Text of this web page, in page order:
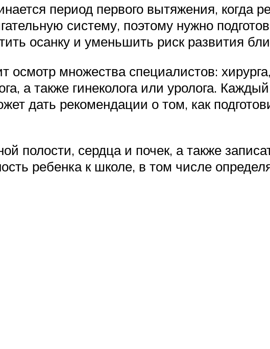
период первого вытяжения, когда
систему, поэтому нужно
осанку и уменьшить риск развития
осмотр множества специалистов:
а также гинеколога или уролога.
дать рекомендации о том, как
полости, сердца и почек, а также
ребенка к школе, в том числе